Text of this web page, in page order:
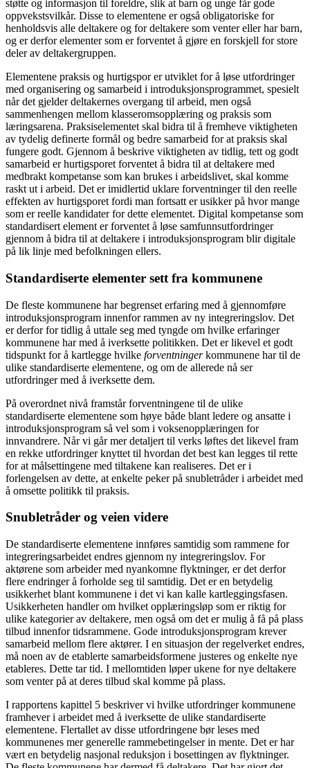
støtte og informasjon til foreldre, slik at barn og unge får gode
oppvekstsvilkår. Disse to elementene er også obligatoriske for
henholdsvis alle deltakere og for deltakere som venter eller har barn,
og er derfor elementer som er forventet å gjøre en forskjell for store
deler av deltakergruppen.
Elementene praksis og hurtigspor er utviklet for å løse utfordringer
med organisering og samarbeid i introduksjonsprogrammet, spesielt
når det gjelder deltakernes overgang til arbeid, men også
sammenhengen mellom klasseromsopplæring og praksis som
læringsarena. Praksiselementet skal bidra til å fremheve viktigheten
av tydelig definerte formål og bedre samarbeid for at praksis skal
fungere godt. Gjennom å beskrive viktigheten av tidlig, tett og godt
samarbeid er hurtigsporet forventet å bidra til at deltakere med
medbrakt kompetanse som kan brukes i arbeidslivet, skal komme
raskt ut i arbeid. Det er imidlertid uklare forventninger til den reelle
effekten av hurtigsporet fordi man fortsatt er usikker på hvor mange
som er reelle kandidater for dette elementet. Digital kompetanse som
standardisert element er forventet å løse samfunnsutfordringer
gjennom å bidra til at deltakere i introduksjonsprogram blir digitale
på lik linje med befolkningen ellers.
Standardiserte elementer sett fra kommunene
De fleste kommunene har begrenset erfaring med å gjennomføre
introduksjonsprogram innenfor rammen av ny integreringslov. Det
er derfor for tidlig å uttale seg med tyngde om hvilke erfaringer
kommunene har med å iverksette politikken. Det er likevel et godt
tidspunkt for å kartlegge hvilke forventningerkommunene har til de
ulike standardiserte elementene, og om de allerede nå ser
utfordringer med å iverksette dem.
På overordnet nivå framstår forventningene til de ulike
standardiserte elementene som høye både blant ledere og ansatte i
introduksjonsprogram så vel som i voksenopplæringen for
innvandrere. Når vi går mer detaljert til verks løftes det likevel fram
en rekke utfordringer knyttet til hvordan det best kan legges til rette
for at målsettingene med tiltakene kan realiseres. Det er i
forlengelsen av dette, at enkelte peker på snubletråder i arbeidet med
å omsette politikk til praksis.
Snubletråder og veien videre
De standardiserte elementene innføres samtidig som rammene for
integreringsarbeidet endres gjennom ny integreringslov. For
aktørene som arbeider med nyankomne flyktninger, er det derfor
flere endringer å forholde seg til samtidig. Det er en betydelig
usikkerhet blant kommunene i det vi kan kalle kartleggingsfasen.
Usikkerheten handler om hvilket opplæringsløp som er riktig for
ulike kategorier av deltakere, men også om det er mulig å få på plass
tilbud innenfor tidsrammene. Gode introduksjonsprogram krever
samarbeid mellom flere aktører. I en situasjon der regelverket endres,
må noen av de etablerte samarbeidsformene justeres og enkelte nye
etableres. Dette tar tid. I mellomtiden løper ukene for nye deltakere
som venter på at deres tilbud skal komme på plass.
I rapportens kapittel 5 beskriver vi hvilke utfordringer kommunene
framhever i arbeidet med å iverksette de ulike standardiserte
elementene. Flertallet av disse utfordringene bør leses med
kommunenes mer generelle rammebetingelser in mente. Det er har
vært en betydelig nasjonal reduksjon i bosettingen av flyktninger.